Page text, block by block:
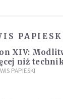
XIV:
niż
nowo"
PAPIESKI